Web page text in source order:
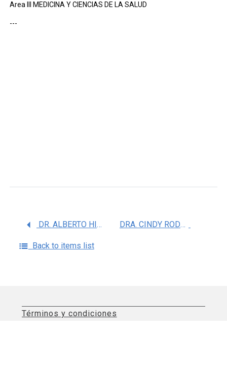
Area III MEDICINA Y CIENCIAS DE LA SALUD
---
DR. ALBERTO HIDALGO BRAVO DRA. CINDY RODRIGUEZ BANDALA
Back to items list
Términos y condiciones